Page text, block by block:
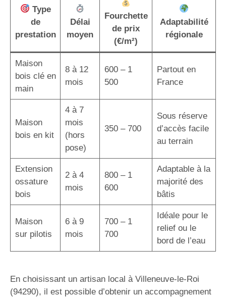
Type
de
prestation
Délai
moyen
Fourchette
de prix
(€/m²)
Adaptabilité
régionale
Maison
bois clé en
main
8 à 12
mois
600 – 1
500
Partout en
France
Maison
bois en kit
4 à 7
mois
(hors
pose)
350 – 700
Sous réserve
d’accès facile
au terrain
Extension
ossature
bois
2 à 4
mois
800 – 1
600
Adaptable à la
majorité des
bâtis
Maison
sur pilotis
6 à 9
mois
700 – 1
700
Idéale pour le
relief ou le
bord de l’eau
En choisissant un artisan local à Villeneuve-le-Roi
(94290), il est possible d’obtenir un accompagnement